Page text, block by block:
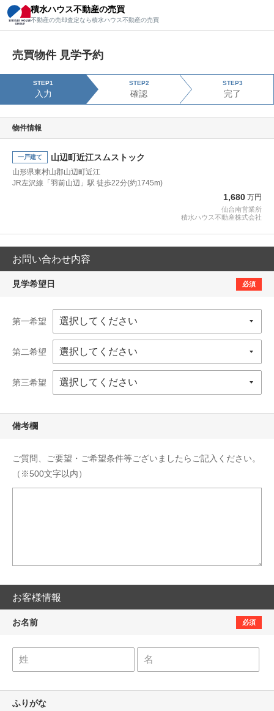
積水ハウス不動産の売買
不動産の売却査定なら積水ハウス不動産の売買
売買物件 見学予約
STEP1
入力
STEP2
確認
STEP3
完了
物件情報
一戸建て 山辺町近江スムストック
山形県東村山郡山辺町近江
JR左沢線「羽前山辺」駅 徒歩22分(約1745m)
1,680 万円
仙台南営業所
積水ハウス不動産株式会社
お問い合わせ内容
見学希望日 必須
第一希望
第二希望
第三希望
備考欄
ご質問、ご要望・ご希望条件等ございましたらご記入ください。
（※500文字以内）
お客様情報
お名前 必須
ふりがな
積水ハウス不動産の売買
不動産の売却査定なら積水ハウス不動産の売買